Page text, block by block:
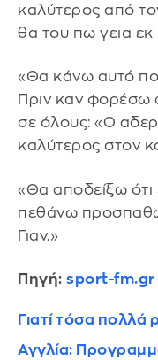
καλύτερος από
θα του πω γεια
«Θα κάνω αυτό
Πριν καν φορέσω
σε όλους: «Ο
καλύτερος στον
«Θα αποδείξω ότι
πεθάνω
Γιαν.»
Πηγή: sport-fm.gr
Γιατί τόσα πολλά
Αγγλία: